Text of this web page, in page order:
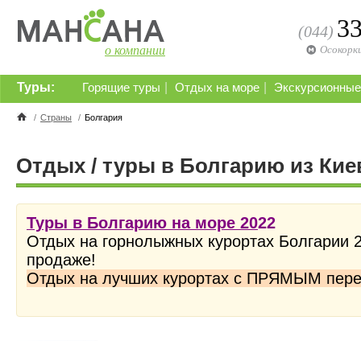
о компании
(044)
Горящие туры Отдых на море
Туры:
/ Страны / Болгария
Отдых / туры в Болгарию из
Туры в Болгарию на море 2022
Отдых на горнолыжных курортах Болгарии
продаже!
Отдых на лучших курортах с ПРЯМЫМ